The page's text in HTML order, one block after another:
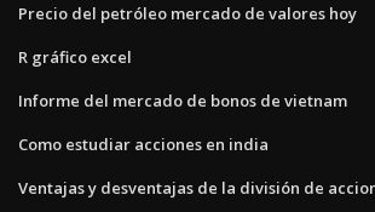
Precio del petróleo mercado de valores hoy
R gráfico excel
Informe del mercado de bonos de vietnam
Como estudiar acciones en india
Ventajas y desventajas de la división de